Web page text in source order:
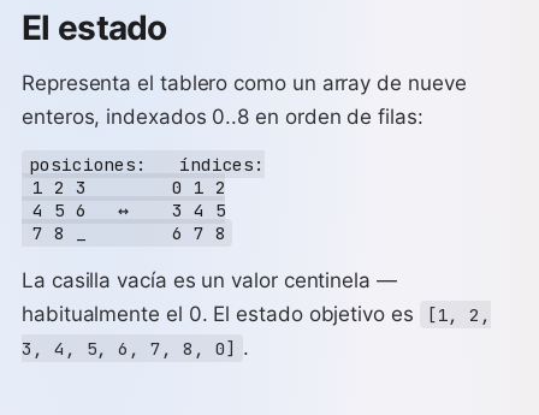
El estado
Representa el tablero como un array de nueve
enteros, indexados 0..8 en orden de filas:
posiciones:   índices:
1 2 3        0 1 2
4 5 6   ↔    3 4 5
La casilla vacía es un valor centinela —
habitualmente el 0. El estado objetivo es
[1, 2,
3, 4, 5, 6, 7, 8, 0] .